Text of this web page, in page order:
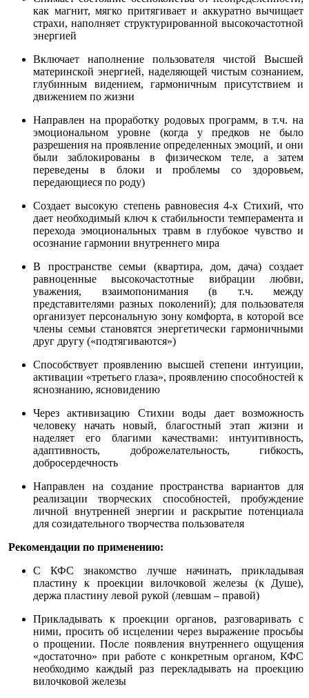
как магнит, мягко притягивает и аккуратно вычищает
страхи, наполняет структурированной высокочастотной
энергией
Включает наполнение пользователя чистой Высшей
материнской энергией, наделяющей чистым сознанием,
глубинным видением, гармоничным присутствием и
движением по жизни
Направлен на проработку родовых программ, в т.ч. на
эмоциональном уровне (когда у предков не было
разрешения на проявление определенных эмоций, и они
были заблокированы в физическом теле, а затем
переведены в блоки и проблемы со здоровьем,
передающиеся по роду)
Создает высокую степень равновесия 4-х Стихий, что
дает необходимый ключ к стабильности темперамента и
перехода эмоциональных травм в глубокое чувство и
осознание гармонии внутреннего мира
В пространстве семьи (квартира, дом, дача) создает
равноценные высокочастотные вибрации любви,
уважения, взаимопонимания (в т.ч. между
представителями разных поколений); для пользователя
организует персональную зону комфорта, в которой все
члены семьи становятся энергетически гармоничными
друг другу («подтягиваются»)
Способствует проявлению высшей степени интуиции,
активации «третьего глаза», проявлению способностей к
яснознанию, ясновидению
Через активизацию Стихии воды дает возможность
человеку начать новый, благостный этап жизни и
наделяет его благими качествами: интуитивность,
адаптивность, доброжелательность, гибкость,
добросердечность
Направлен на создание пространства вариантов для
реализации творческих способностей, пробуждение
личной внутренней энергии и раскрытие потенциала
для созидательного творчества пользователя
Рекомендации по применению:
С КФС знакомство лучше начинать, прикладывая
пластину к проекции вилочковой железы (к Душе),
держа пластину левой рукой (левшам – правой)
Прикладывать к проекции органов, разговаривать с
ними, просить об исцелении через выражение просьбы
о прощении. После появления внутреннего ощущения
«достаточно» при работе с конкретным органом, КФС
необходимо каждый раз перекладывать на проекцию
вилочковой железы